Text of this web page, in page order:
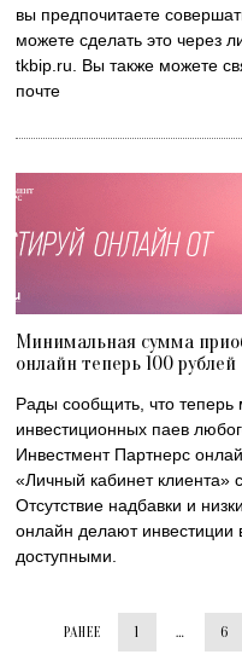
вы предпочитаете
можете сделать это через
tkbip.ru. Вы также можете
почте
Минимальная сумма
онлайн теперь 100 рублей
Рады сообщить, что
инвестиционных паев
Инвестмент Партнерс
«Личный кабинет клиента»
Отсутствие надбавки и
онлайн делают
доступными.
РАНЕЕ 1 … 6